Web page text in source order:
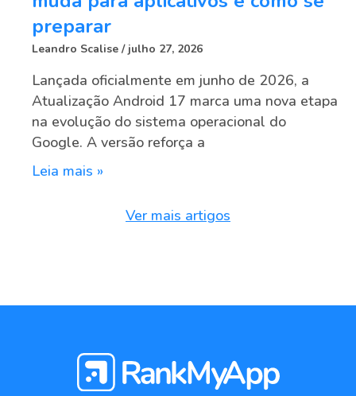
preparar
Leandro Scalise julho 27, 2026
Lançada oficialmente em junho de 2026, a
Atualização Android 17 marca uma nova etapa
na evolução do sistema operacional do
Google. A versão reforça a
Leia mais »
Ver mais artigos